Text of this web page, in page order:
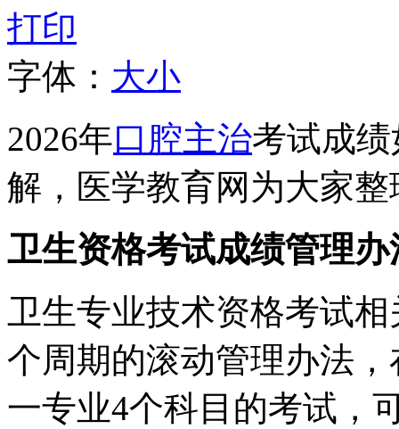
打印
字体： 大小
2026年口腔主治考试成
解，医学教育网为大家
卫生资格考试成绩管理办
卫生专业技术资格考试
个周期的滚动管理办法
一专业4个科目的考试，